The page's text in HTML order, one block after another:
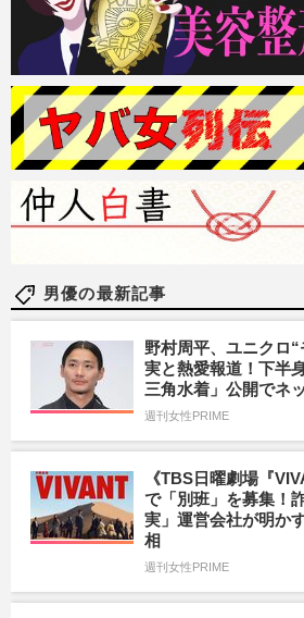
男優の最新記事
野村周平、ユニクロ
実と熱愛報道！下半
三角水着」公開でネ
週刊女性PRIME
《TBS日曜劇場『
で「別班」を募集！
実」運営会社が明か
相
週刊女性PRIME